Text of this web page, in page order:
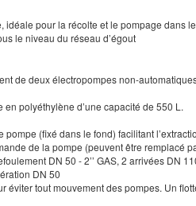
idéale pour la récolte et le pompage dans
le niveau du réseau d’égout
de deux électropompes non-
en polyéthylène d’une capacité de 550 L.
(fixé dans le fond) facilitant
de la pompe (peuvent être remplacé
DN 50 - 2’’ GAS, 2 arrivées DN
DN 50
éviter tout mouvement des pompes. Un